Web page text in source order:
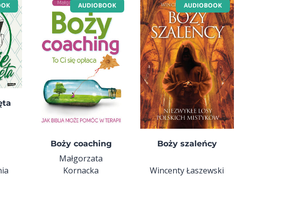
AUDIOBOOK
Boży coaching
Małgorzata
Kornacka
AUDIOBOOK
Boży szaleńcy
Wincenty Łaszewski